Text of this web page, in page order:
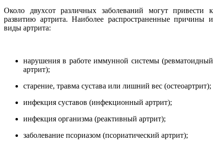
Около двухсот различных заболеваний могут привести к
развитию артрита. Наиболее распространенные причины и
виды артрита:
нарушения в работе иммунной системы (ревматоидный
артрит);
старение, травма сустава или лишний вес (остеоартрит);
инфекция суставов (инфекционный артрит);
инфекция организма (реактивный артрит);
заболевание псориазом (псориатический артрит);